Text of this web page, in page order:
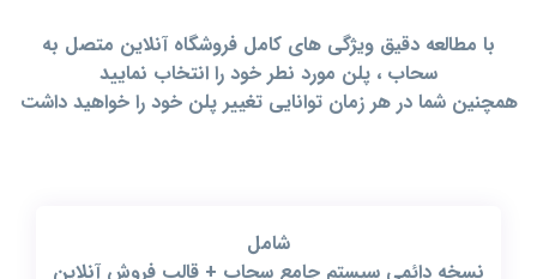
با مطالعه دقیق ویژگی های کامل فروشگاه آنلاین متصل به
سحاب ، پلن مورد نطر خود را انتخاب نمایید
همچنین شما در هر زمان توانایی تغییر پلن خود را خواهید داشت
شامل
نسخه دائمی سیستم جامع سحاب + قالب فروش آنلاین